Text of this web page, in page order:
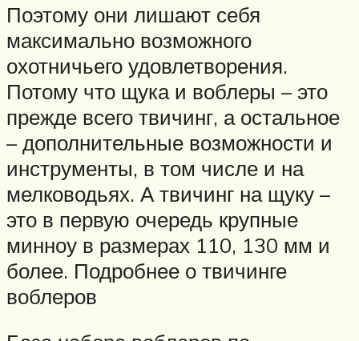
Поэтому они лишают себя
максимально возможного
охотничьего удовлетворения.
Потому что щука и воблеры – это
прежде всего твичинг, а остальное
– дополнительные возможности и
инструменты, в том числе и на
мелководьях. А твичинг на щуку –
это в первую очередь крупные
минноу в размерах 110, 130 мм и
более. Подробнее о твичинге
воблеров